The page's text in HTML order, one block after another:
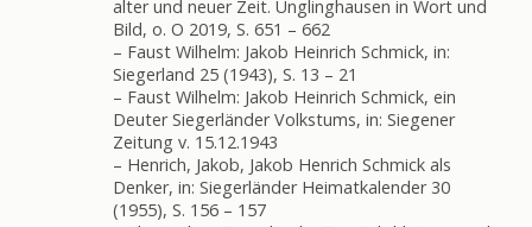
alter und neuer Zeit. Unglinghausen in Wort und
Bild, o. O 2019, S. 651 – 662
– Faust Wilhelm: Jakob Heinrich Schmick, in:
Siegerland 25 (1943), S. 13 – 21
– Faust Wilhelm: Jakob Heinrich Schmick, ein
Deuter Siegerländer Volkstums, in: Siegener
Zeitung v. 15.12.1943
– Henrich, Jakob, Jakob Henrich Schmick als
Denker, in: Siegerländer Heimatkalender 30
(1955), S. 156 – 157